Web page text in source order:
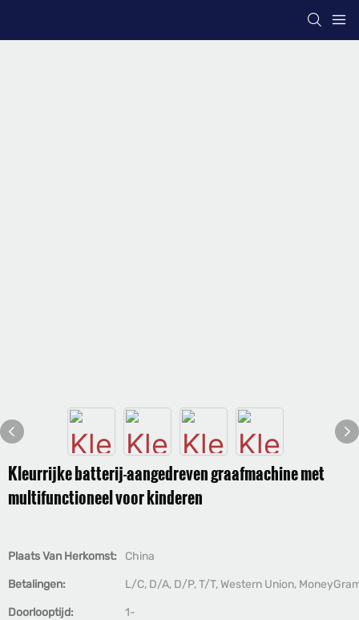
Kleurrijke batterij-aangedreven graafmachine met
multifunctioneel voor kinderen
Plaats Van Herkomst: China
Betalingen: L/C, D/A, D/P, T/T, Western Union,
Doorlooptijd:
1-